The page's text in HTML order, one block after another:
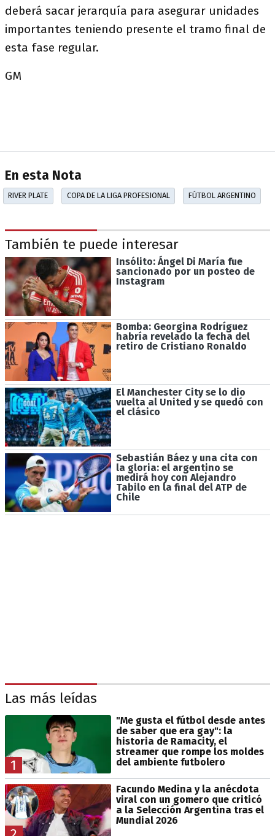
deberá sacar jerarquía para asegurar unidades
importantes teniendo presente el tramo final de
esta fase regular.
GM
En esta Nota
RIVER PLATE COPA DE LA LIGA PROFESIONAL FÚTBOL ARGENTINO
También te puede interesar
Insólito: Ángel Di María fue
sancionado por un posteo de
Instagram
Bomba: Georgina Rodríguez
habría revelado la fecha del
retiro de Cristiano Ronaldo
El Manchester City se lo dio
vuelta al United y se quedó con
el clásico
Sebastián Báez y una cita con
la gloria: el argentino se
medirá hoy con Alejandro
Tabilo en la final del ATP de
Chile
Las más leídas
1
"Me gusta el fútbol desde antes
de saber que era gay": la
historia de Ramacity, el
streamer que rompe los moldes
del ambiente futbolero
Facundo Medina y la anécdota
viral con un gomero que criticó
a la Selección Argentina tras el
Mundial 2026